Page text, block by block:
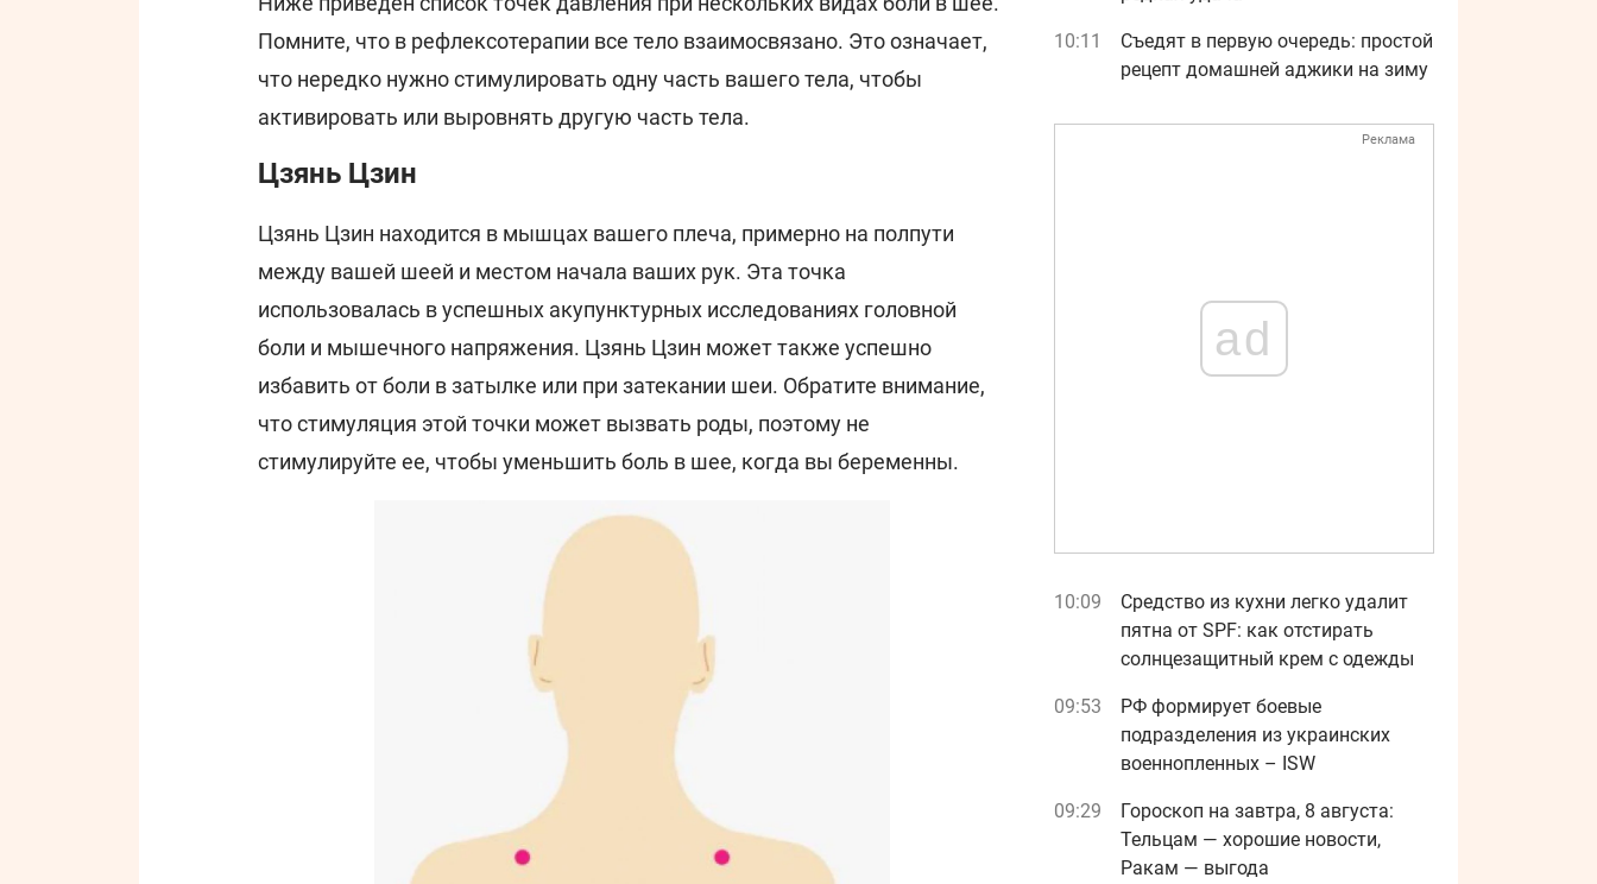
Помните, что в рефлексотерапии все тело взаимосвязано. Это означает,
что нередко нужно стимулировать одну часть вашего тела, чтобы
активировать или выровнять другую часть тела.
Цзянь Цзин
Цзянь Цзин находится в мышцах вашего плеча, примерно на полпути
между вашей шеей и местом начала ваших рук. Эта точка
использовалась в успешных акупунктурных исследованиях головной
боли и мышечного напряжения. Цзянь Цзин может также успешно
избавить от боли в затылке или при затекании шеи. Обратите внимание,
что стимуляция этой точки может вызвать роды, поэтому не
стимулируйте ее, чтобы уменьшить боль в шее, когда вы беременны.
10:11
Съедят в первую очередь: простой
рецепт домашней аджики на зиму
Реклама
ad
10:09
Средство из кухни легко удалит
пятна от SPF: как отстирать
солнцезащитный крем с одежды
09:53
РФ формирует боевые
подразделения из украинских
военнопленных – ISW
09:29
Гороскоп на завтра, 8 августа:
Тельцам — хорошие новости,
Ракам — выгода